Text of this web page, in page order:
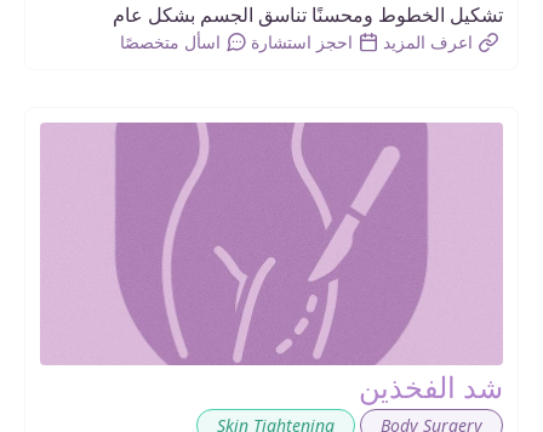
تشكيل الخطوط ومحسنًا تناسق الجسم بشكل عام
اعرف المزيد احجز استشارة اسأل متخصصًا
شد الفخذين
Body Surgery
Skin Tightening